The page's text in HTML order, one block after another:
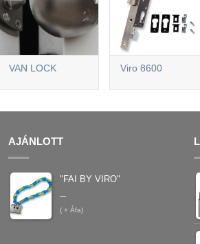
VAN LOCK Viro 8600
AJÁNLOTT
"FAI BY VIRO"
–
( + Áfa)